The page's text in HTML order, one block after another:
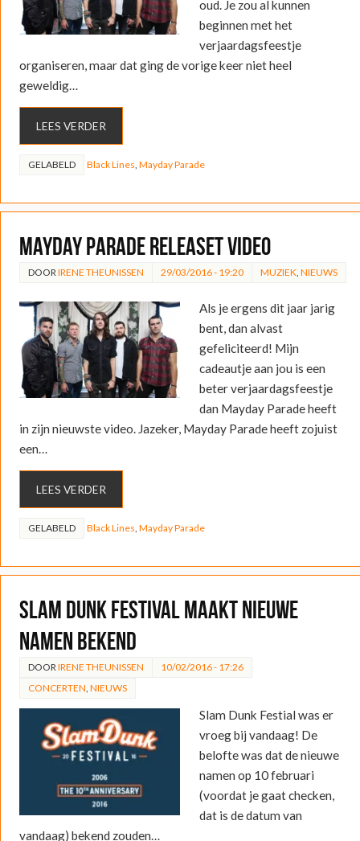
oud. Je zou al kunnen
beginnen met het
verjaardagsfeestje
organiseren, maar dat ging de vorige keer niet heel
geweldig…
LEES VERDER
GELABELD Black Lines Mayday Parade
Mayday Parade releaset video
DOOR IRENE THEUNISSEN 29/03/2016 - 19:20 MUZIEK NIEUWS
Als je ergens dit jaar jarig
bent, dan alvast
gefeliciteerd! Mijn
cadeautje aan jou is een
beter verjaardagsfeestje
dan Mayday Parade heeft
in zijn nieuwste video. Jazeker, Mayday Parade heeft zojuist
een…
LEES VERDER
GELABELD Black Lines Mayday Parade
Slam Dunk Festival maakt nieuwe
namen bekend
DOOR IRENE THEUNISSEN
10/02/2016 - 17:26
CONCERTEN NIEUWS
Slam Dunk Festial was er
vroeg bij vandaag! De
belofte was dat de nieuwe
namen op 10 februari
(voordat je gaat checken,
dat is de datum van
vandaag) bekend zouden…